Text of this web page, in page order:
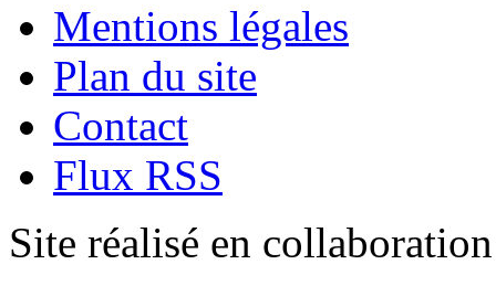
Mentions légales
Plan du site
Contact
Flux RSS
Site réalisé en